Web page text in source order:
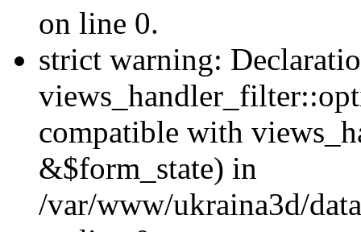
on line 0.
strict warning:
compatible with
&$form_state) in
/var/www/ukraina3d/